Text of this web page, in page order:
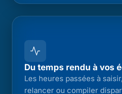
Du temps rendu à vos
Les heures passées à
relancer ou compiler